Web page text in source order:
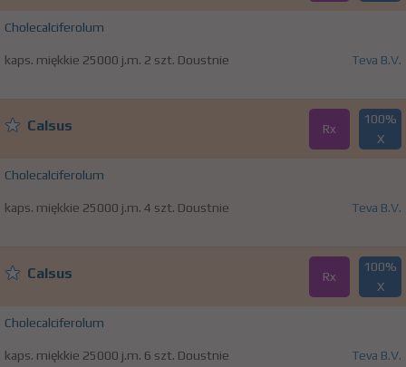
Cholecalciferolum
kaps. miękkie 25000 j.m. 2 szt. Doustnie Teva B.V.
Calsus Rx
100%
X
Cholecalciferolum
kaps. miękkie 25000 j.m. 4 szt. Doustnie Teva B.V.
Calsus Rx
100%
X
Cholecalciferolum
kaps. miękkie 25000 j.m. 6 szt. Doustnie Teva B.V.